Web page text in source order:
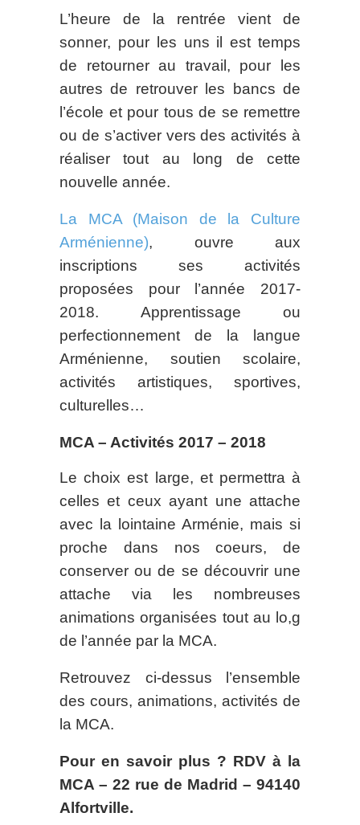
L’heure de la rentrée vient de
sonner, pour les uns il est temps
de retourner au travail, pour les
autres de retrouver les bancs de
l’école et pour tous de se remettre
ou de s’activer vers des activités à
réaliser tout au long de cette
nouvelle année.
La MCA (Maison de la Culture
Arménienne), ouvre aux
inscriptions ses activités
proposées pour l’année 2017-
2018. Apprentissage ou
perfectionnement de la langue
Arménienne, soutien scolaire,
activités artistiques, sportives,
culturelles…
MCA – Activités 2017 – 2018
Le choix est large, et permettra à
celles et ceux ayant une attache
avec la lointaine Arménie, mais si
proche dans nos coeurs, de
conserver ou de se découvrir une
attache via les nombreuses
animations organisées tout au lo,g
de l’année par la MCA.
Retrouvez ci-dessus l’ensemble
des cours, animations, activités de
la MCA.
Pour en savoir plus ? RDV à la
MCA – 22 rue de Madrid – 94140
Alfortville.